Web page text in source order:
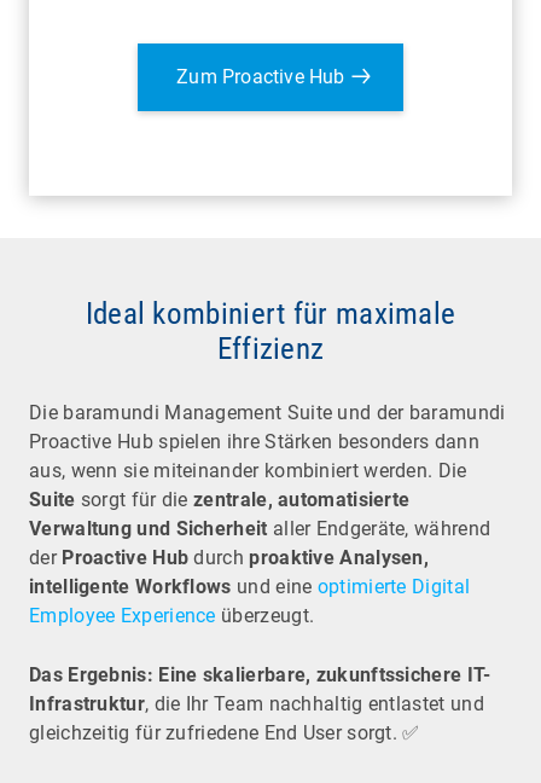
Zum Proactive Hub
Ideal kombiniert für maximale
Effizienz
Die baramundi Management Suite und der baramundi
Proactive Hub spielen ihre Stärken besonders dann
aus, wenn sie miteinander kombiniert werden. Die
Suite sorgt für diezentrale, automatisierte
Verwaltung und Sicherheit aller Endgeräte, während
der Proactive Hub durch proaktive Analysen,
intelligente Workflows und eine optimierte Digital
Employee Experience überzeugt.
Das Ergebnis: Eine skalierbare, zukunftssichere IT-
Infrastruktur, die Ihr Team nachhaltig entlastet und
gleichzeitig für zufriedene End User sorgt. ✅